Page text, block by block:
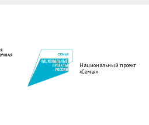
Национальный проект
«Семья»